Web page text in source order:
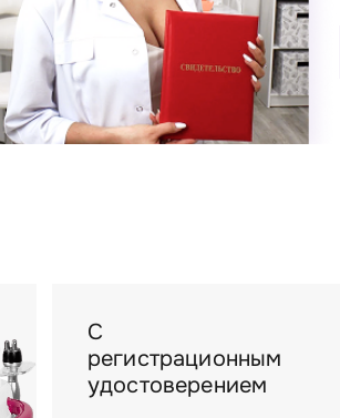
С
регистрационным
удостоверением